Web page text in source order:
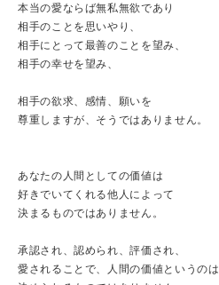
本当の愛ならば無私無欲であり
相手のことを思いやり、
相手にとって最善のことを望み、
相手の幸せを望み、
相手の欲求、感情、願いを
尊重しますが、そうではありません。
あなたの人間としての価値は
好きでいてくれる他人によって
決まるものではありません。
承認され、認められ、評価され、
愛されることで、人間の価値というのは